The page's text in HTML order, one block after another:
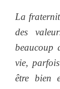
La
des
beaucoup
vie,
être bien